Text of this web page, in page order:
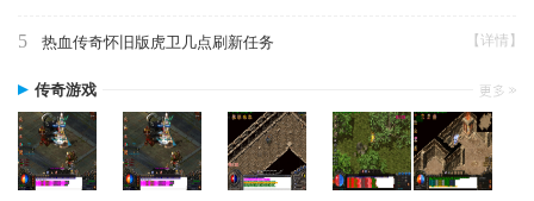
5 热血传奇怀旧版虎卫几点刷新任务 【详情】
传奇游戏